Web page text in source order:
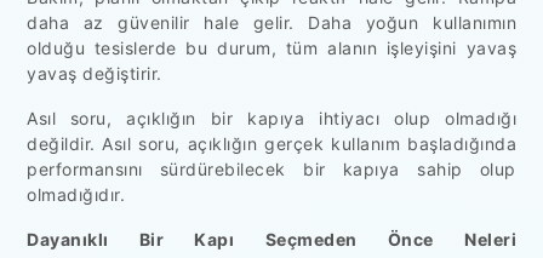
daha az güvenilir hale gelir. Daha yoğun kullanımın
olduğu tesislerde bu durum, tüm alanın işleyişini yavaş
yavaş değiştirir.
Asıl soru, açıklığın bir kapıya ihtiyacı olup olmadığı
değildir. Asıl soru, açıklığın gerçek kullanım başladığında
performansını sürdürebilecek bir kapıya sahip olup
olmadığıdır.
Dayanıklı Bir Kapı Seçmeden Önce Neleri